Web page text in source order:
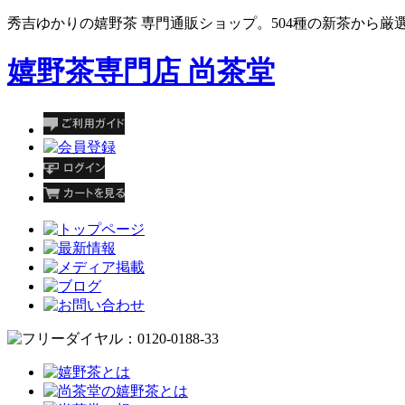
秀吉ゆかりの嬉野茶 専門通販ショップ。504種の新茶から厳
嬉野茶専門店 尚茶堂